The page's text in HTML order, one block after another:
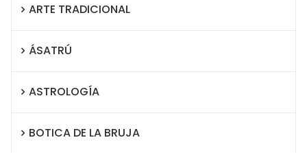
ARTE TRADICIONAL
ÁSATRÚ
ASTROLOGÍA
BOTICA DE LA BRUJA